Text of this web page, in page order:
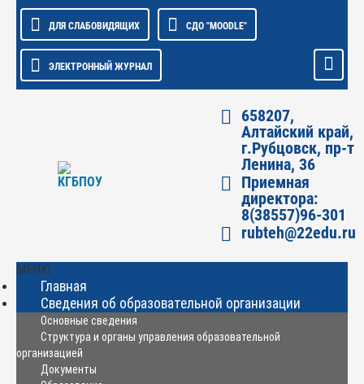
ДЛЯ СЛАБОВИДЯЩИХ СДО "MOODLE"
ЭЛЕКТРОННЫЙ ЖУРНАЛ
658207,
Алтайский край,
г.Рубцовск, пр-т
Ленина, 36
Приемная
директора:
8(38557)96-301
rubteh@22edu.ru
МЕНЮ
Главная
Сведения об образовательной организации
Основные сведения
Структура и органы управления образовательной
организацией
Документы